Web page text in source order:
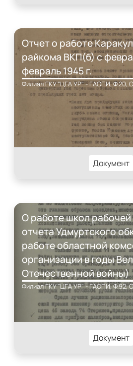
Отчет о работе
райкома ВКП(б) с
февраль 1945 г.
Филиал ГКУ "ЦГА УР" - ГАОПИ, Ф.20,
Документ
О работе школ
отчета Удмуртского
работе областной
организации в годы
Отечественной войны)
Филиал ГКУ "ЦГА УР" - ГАОПИ, Ф.92,
Документ